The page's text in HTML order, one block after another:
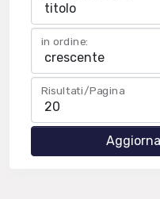
in ordine:
Risultati/Pagina